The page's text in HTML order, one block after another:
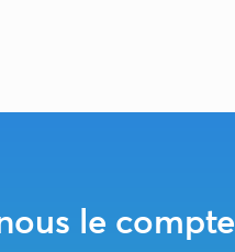
le compte